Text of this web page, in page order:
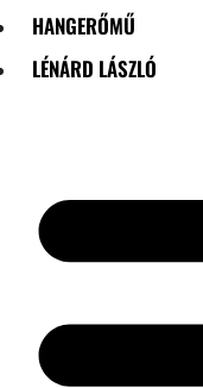
HANGERŐMŰ
LÉNÁRD LÁSZLÓ